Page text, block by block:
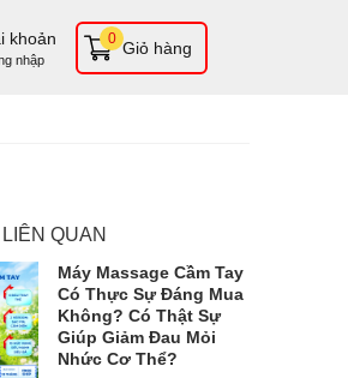
khoản
nhập
Giỏ hàng
0
QUAN
Máy Massage Cầm Tay
Có Thực Sự Đáng Mua
Không? Có Thật Sự
Giúp Giảm Đau Mỏi
Nhức Cơ Thể?